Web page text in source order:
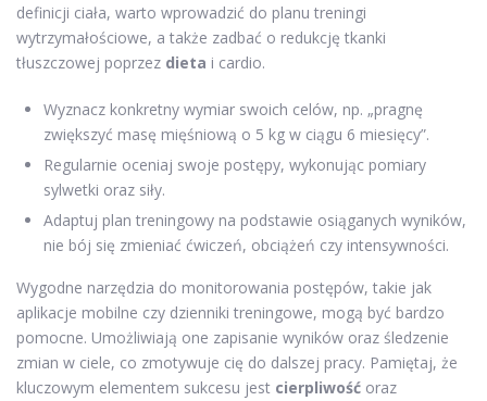
definicji ciała, warto wprowadzić do planu treningi
wytrzymałościowe, a także zadbać o redukcję tkanki
tłuszczowej poprzez dieta i cardio.
Wyznacz konkretny wymiar swoich celów, np. „pragnę
zwiększyć masę mięśniową o 5 kg w ciągu 6 miesięcy”.
Regularnie oceniaj swoje postępy, wykonując pomiary
sylwetki oraz siły.
Adaptuj plan treningowy na podstawie osiąganych wyników,
nie bój się zmieniać ćwiczeń, obciążeń czy intensywności.
Wygodne narzędzia do monitorowania postępów, takie jak
aplikacje mobilne czy dzienniki treningowe, mogą być bardzo
pomocne. Umożliwiają one zapisanie wyników oraz śledzenie
zmian w ciele, co zmotywuje cię do dalszej pracy. Pamiętaj, że
kluczowym elementem sukcesu jest cierpliwość oraz